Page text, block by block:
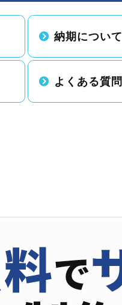
納期について
よくある質問